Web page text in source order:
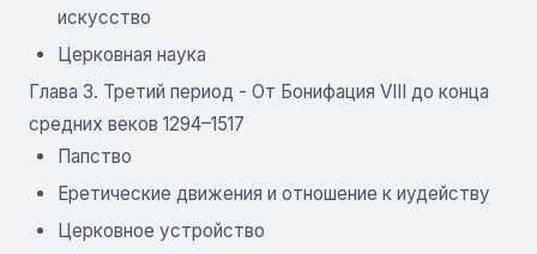
искусство
Церковная наука
Глава 3. Третий период - От Бонифация VIII до конца
средних веков 1294–1517
Папство
Еретические движения и отношение к иудейству
Церковное устройство